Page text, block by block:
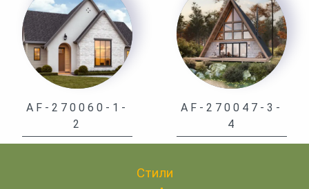
AF-270060-1-
2
AF-270047-3-
4
Стили